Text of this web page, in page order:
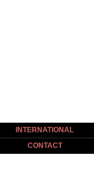
INTERNATIONAL
CONTACT